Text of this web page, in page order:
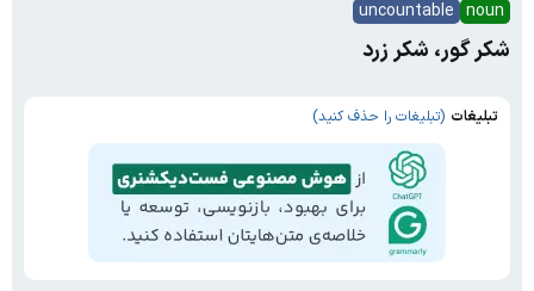
noun
uncountable
شکر گور، شکر زرد
تبلیغات (تبلیغات را حذف کنید)